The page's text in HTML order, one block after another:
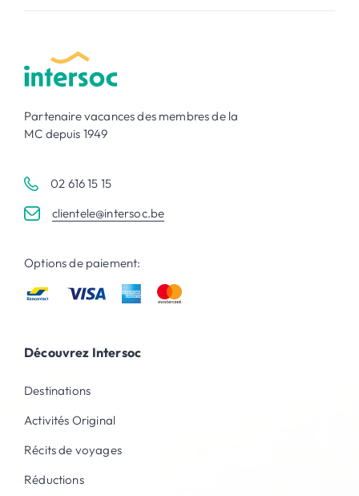
Partenaire vacances des membres de la
MC depuis 1949
02 616 15 15
clientele@intersoc.be
Options de paiement:
Découvrez Intersoc
Destinations
Activités Original
Récits de voyages
Réductions